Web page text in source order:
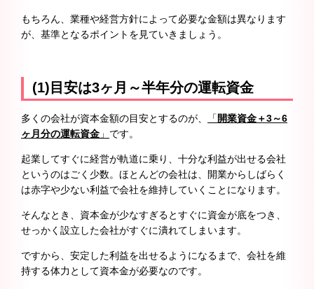
もちろん、業種や経営方針によって必要な金額は異なります
が、基準となるポイントを見ていきましょう。
(1)目安は3ヶ月～半年分の運転資金
多くの会社が資本金額の目安とするのが、 「 開業資金＋3～6
ヶ月分の運転資金 」 です。
起業してすぐに経営が軌道に乗り、十分な利益が出せる会社
というのはごく少数。ほとんどの会社は、開業からしばらく
は赤字や少ない利益で会社を維持していくことになります。
そんなとき、資本金が少なすぎるとすぐに資金が底をつき、
せっかく設立した会社がすぐに潰れてしまいます。
ですから、安定した利益を出せるようになるまで、会社を維
持する体力として資本金が必要なのです。